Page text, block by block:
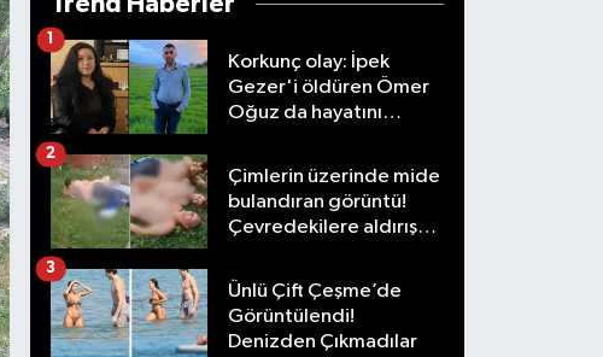
Korkunç olay: İpek
Gezer'i öldüren Ömer
Oğuz da hayatını
1
Çimlerin üzerinde mide
bulandıran görüntü!
Çevredekilere aldırış
2
Ünlü Çift Çeşme’de
Görüntülendi!
Denizden Çıkmadılar
3